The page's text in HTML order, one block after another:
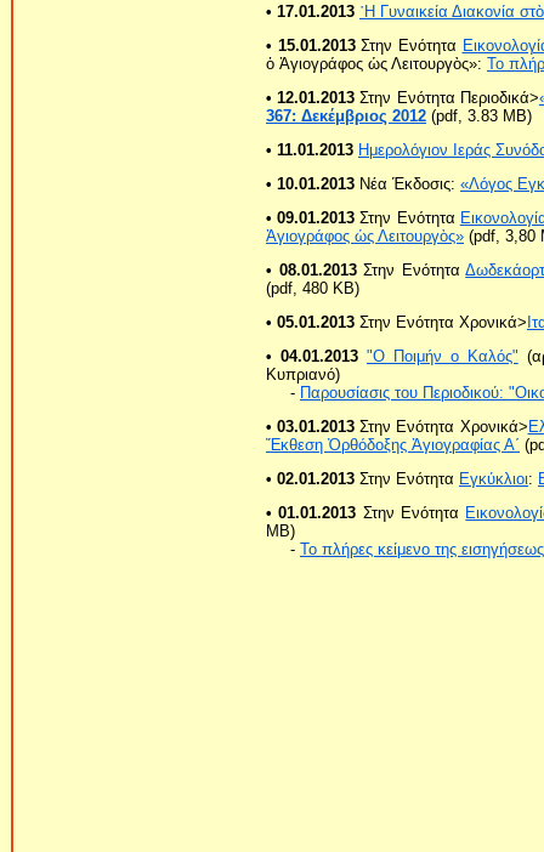
• 17.01.2013 ῾Η Γυναικεία Διακονία
• 15.01.2013Στην Ενότητα
ὁ Ἁγιογράφος ὡς Λειτουργὸς»: Το
• 12.01.2013 Στην Ενότητα Περιοδικά>
367: Δεκέμβριος 2012 (pdf, 3.83 ΜB)
• 11.01.2013 Ημερολόγιον Ιεράς
• 10.01.2013 Νέα Έκδοσις: «Λόγος
• 09.01.2013 Στην Ενότητα
Ἁγιογράφος ὡς Λειτουργὸς» (pdf, 3,80
• 08.01.2013Στην Ενότητα
(pdf, 480 KB)
• 05.01.2013 Στην Ενότητα Χρονικά>
• 04.01.2013 "Ο Ποιμήν ο Καλός"
Κυπριανό)
- Παρουσίασις του Περιοδικού:
• 03.01.2013 Στην Ενότητα Χρονικά>
Ἔκθεση Ὀρθόδοξης Ἁγιογραφίας Α΄
• 02.01.2013 Στην Ενότητα Εγκύκλιοι:
• 01.01.2013 Στην Ενότητα
MB)
- Το πλήρες κείμενο της εισηγήσεως